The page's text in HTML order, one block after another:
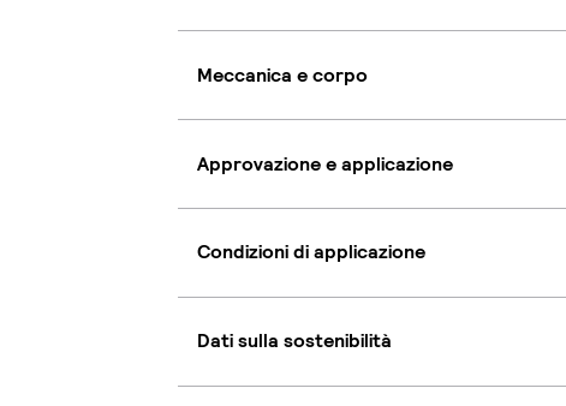
Meccanica e corpo
Approvazione e applicazione
Condizioni di applicazione
Dati sulla sostenibilità